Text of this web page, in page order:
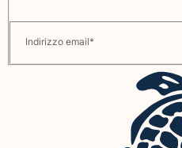
Costumi da bagno
Indirizzo email*